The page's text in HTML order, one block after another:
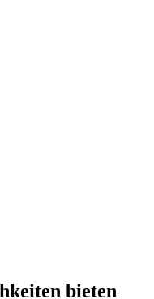
bieten